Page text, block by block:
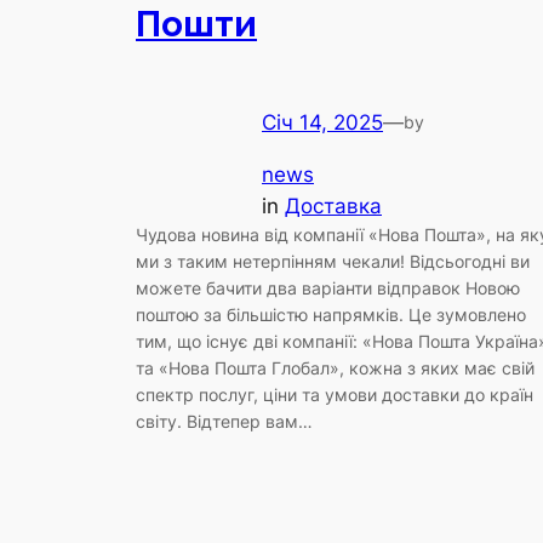
Пошти
Січ 14, 2025—by
news
in Доставка
Чудова новина від компанії «Нова Пошта», на
ми з таким нетерпінням чекали! Відсьогодні ви
можете бачити два варіанти відправок Новою
поштою за більшістю напрямків. Це зумовлено
тим, що існує дві компанії: «Нова Пошта
та «Нова Пошта Глобал», кожна з яких має свій
спектр послуг, ціни та умови доставки до країн
світу. Відтепер вам…